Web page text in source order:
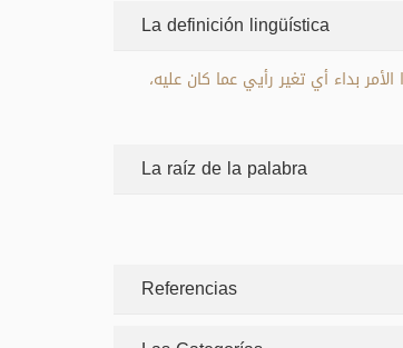
La definición lingüística
بداء أي تغير رأيي عما كان عليه،
La raíz de la palabra
Referencias